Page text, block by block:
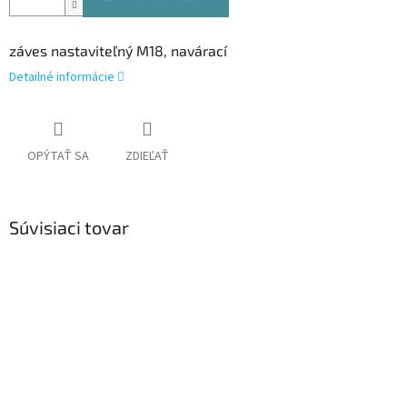
záves nastaviteľný M18, navárací
Detailné informácie
OPÝTAŤ SA ZDIEĽAŤ
Súvisiaci tovar